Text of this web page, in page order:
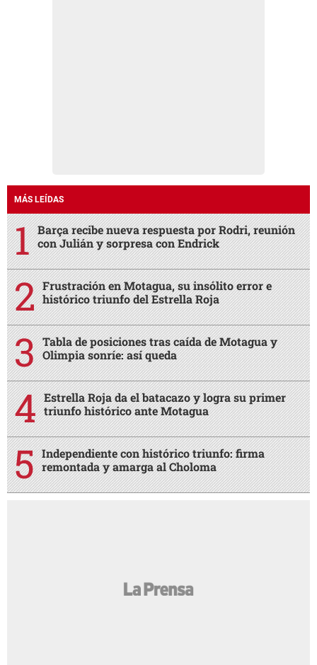
MÁS LEÍDAS
Barça recibe nueva respuesta por Rodri, reunión
con Julián y sorpresa con Endrick
Frustración en Motagua, su insólito error e
histórico triunfo del Estrella Roja
Tabla de posiciones tras caída de Motagua y
Olimpia sonríe: así queda
Estrella Roja da el batacazo y logra su primer
triunfo histórico ante Motagua
Independiente con histórico triunfo: firma
remontada y amarga al Choloma